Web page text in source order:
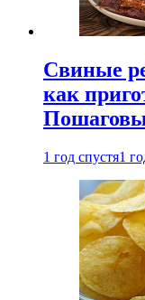
Свиные
как
1 год спустя1